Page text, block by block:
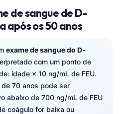
de sangue de D-
após os 50 anos
exame de sangue do D-
com um ponto de
idade × 10 ng/mL de FEU.
70 anos pode ser
abaixo de 700 ng/mL de FEU
coágulo for baixa ou